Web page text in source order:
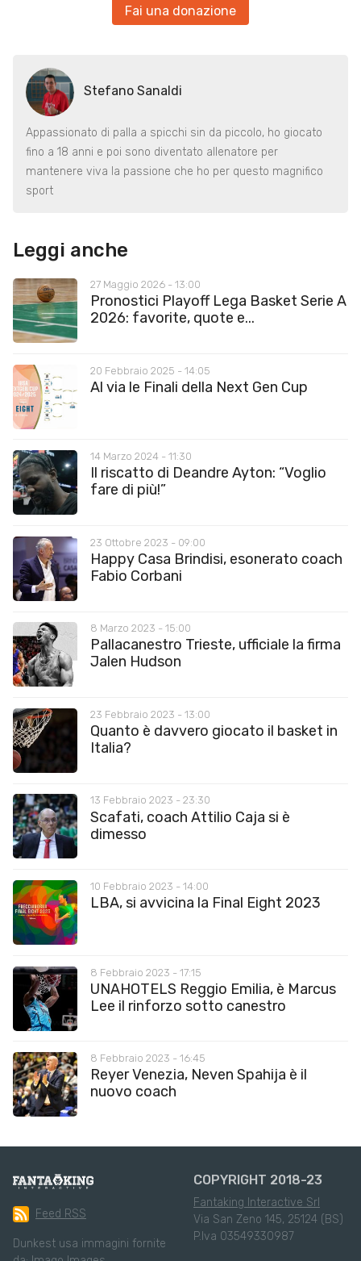
Fai una donazione
Stefano Sanaldi
Appassionato di palla a spicchi sin da piccolo, ho giocato
fino a 18 anni e poi sono diventato allenatore per
mantenere viva la passione che ho per questo magnifico
sport
Leggi anche
27 Maggio 2026 - 13:00
Pronostici Playoff Lega Basket Serie A
2026: favorite, quote e...
20 Febbraio 2025 - 14:05
Al via le Finali della Next Gen Cup
14 Marzo 2024 - 11:30
Il riscatto di Deandre Ayton: “Voglio
fare di più!”
23 Ottobre 2023 - 09:00
Happy Casa Brindisi, esonerato coach
Fabio Corbani
8 Marzo 2023 - 15:00
Pallacanestro Trieste, ufficiale la firma
Jalen Hudson
23 Febbraio 2023 - 13:00
Quanto è davvero giocato il basket in
Italia?
13 Febbraio 2023 - 23:30
Scafati, coach Attilio Caja si è
dimesso
10 Febbraio 2023 - 14:00
LBA, si avvicina la Final Eight 2023
8 Febbraio 2023 - 17:15
UNAHOTELS Reggio Emilia, è Marcus
Lee il rinforzo sotto canestro
8 Febbraio 2023 - 16:45
Reyer Venezia, Neven Spahija è il
nuovo coach
Feed RSS
Dunkest usa immagini fornite
COPYRIGHT 2018-23
Fantaking Interactive Srl
Via San Zeno 145, 25124 (BS)
P.Iva 03549330987